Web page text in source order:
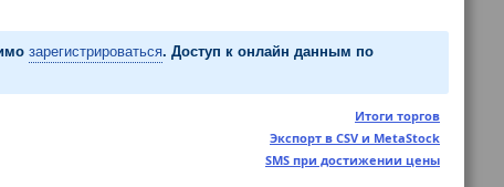
зарегистрироваться. Доступ к онлайн данным по
Итоги торгов
Экспорт в CSV и MetaStock
SMS при достижении цены